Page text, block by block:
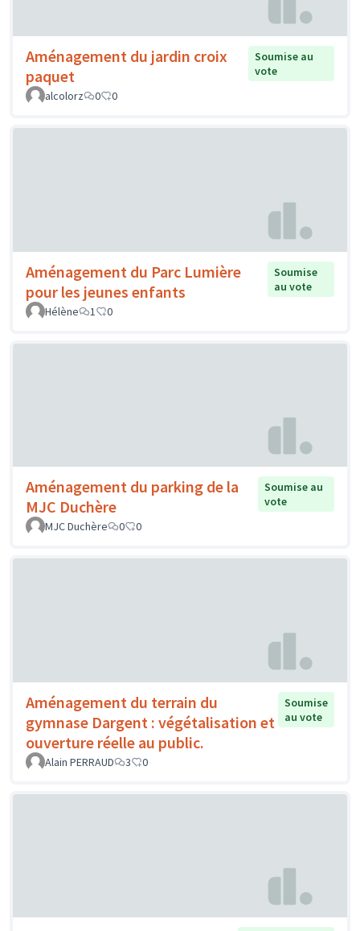
Aménagement du jardin croix
paquet
Soumise au
vote
alcolorz
0 0
Aménagement du Parc Lumière
pour les jeunes enfants
Soumise
au vote
Hélène
1 0
Aménagement du parking de la
MJC Duchère
Soumise au
vote
MJC Duchère
0 0
Aménagement du terrain du
gymnase Dargent : végétalisation et
ouverture réelle au public.
Soumise
au vote
Alain PERRAUD 3 0